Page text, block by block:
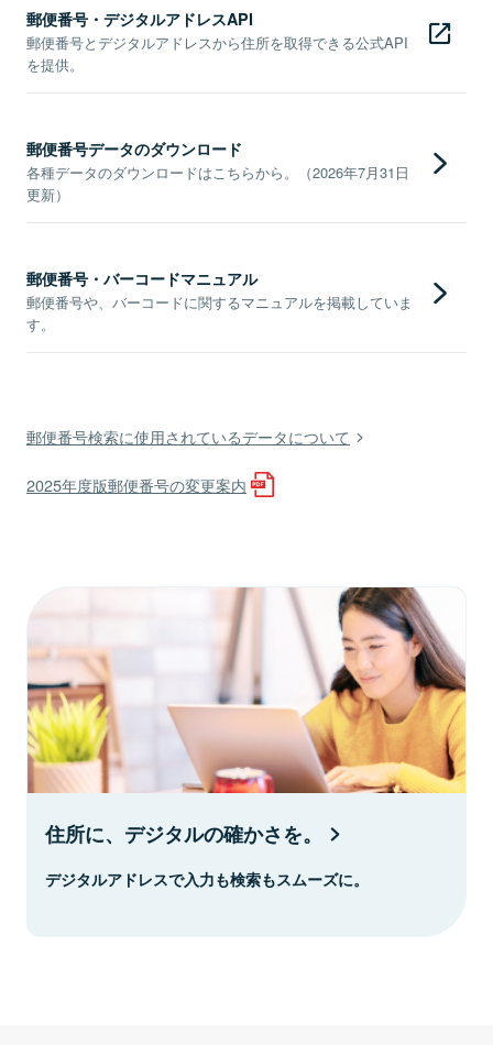
郵便番号・デジタルアドレスAPI
郵便番号とデジタルアドレスから住所を取得できる公式API
を提供。
郵便番号データのダウンロード
各種データのダウンロードはこちらから。（2026年7月31日
更新）
郵便番号・バーコードマニュアル
郵便番号や、バーコードに関するマニュアルを掲載していま
す。
郵便番号検索に使用されているデータについて
2025年度版郵便番号の変更案内
住所に、デジタルの確かさを。
デジタルアドレスで入力も検索もスムーズに。